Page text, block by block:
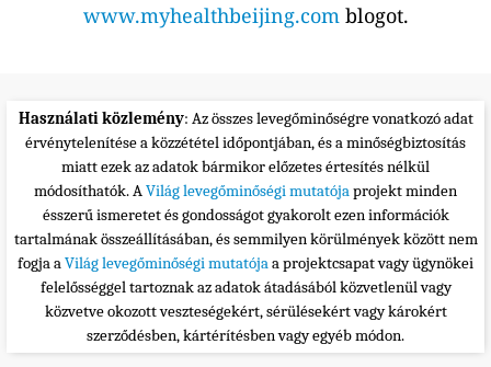
www.myhealthbeijing.comblogot.
Használati közlemény: Az összes levegőminőségre vonatkozó adat
érvénytelenítése a közzététel időpontjában, és a minőségbiztosítás
miatt ezek az adatok bármikor előzetes értesítés nélkül
módosíthatók. AVilág levegőminőségi mutatójaprojekt minden
ésszerű ismeretet és gondosságot gyakorolt ezen információk
tartalmának összeállításában, és semmilyen körülmények között nem
fogja aVilág levegőminőségi mutatójaa projektcsapat vagy ügynökei
felelősséggel tartoznak az adatok átadásából közvetlenül vagy
közvetve okozott veszteségekért, sérülésekért vagy károkért
szerződésben, kártérítésben vagy egyéb módon.